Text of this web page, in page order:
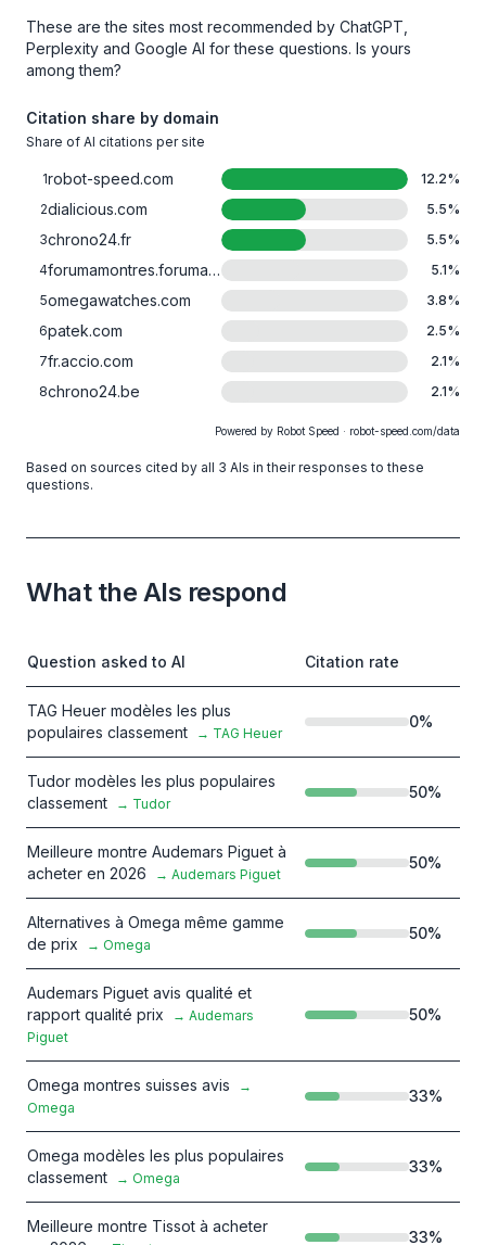
These are the sites most recommended by ChatGPT,
Perplexity and Google AI for these questions. Is yours
among them?
Citation share by domain
Share of AI citations per site
1robot-speed.com 12.2%
2dialicious.com 5.5%
3chrono24.fr 5.5%
4
forumamontres.forumactif.com 5.1%
5omegawatches.com 3.8%
6patek.com 2.5%
7fr.accio.com 2.1%
8chrono24.be 2.1%
Powered by Robot Speed · robot-speed.com/data
Based on sources cited by all 3 AIs in their responses to these
questions.
What the AIs respond
Question asked to AI Citation rate
TAG Heuer modèles les plus
populaires classement
→ TAG Heuer
0%
Tudor modèles les plus populaires
classement
→ Tudor
50%
Meilleure montre Audemars Piguet à
acheter en 2026
→ Audemars Piguet
50%
Alternatives à Omega même gamme
de prix
→ Omega
50%
Audemars Piguet avis qualité et
rapport qualité prix
→ Audemars
Piguet
50%
Omega montres suisses avis
→
Omega
33%
Omega modèles les plus populaires
classement
→ Omega
33%
Meilleure montre Tissot à acheter
33%